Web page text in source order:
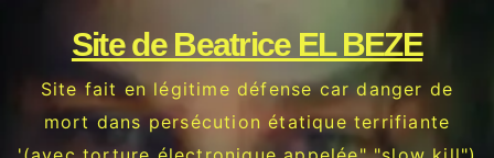
Site de Beatrice EL BEZE
Site fait en légitime défense car danger de
mort dans persécution étatique terrifiante